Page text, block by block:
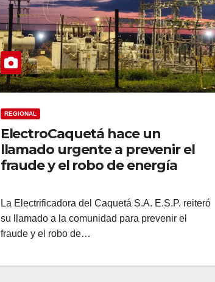
REGIONAL
ElectroCaquetá hace un
llamado urgente a prevenir el
fraude y el robo de energía
La Electrificadora del Caquetá S.A. E.S.P. reiteró
su llamado a la comunidad para prevenir el
fraude y el robo de…